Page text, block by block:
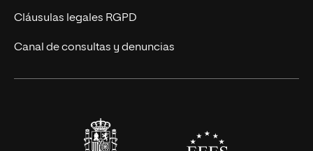
Diseño
Ciencias de la Salud
Cláusulas legales RGPD
Canal de consultas y denuncias